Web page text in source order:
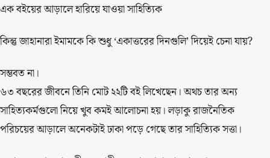
এক বইয়ের আড়ালে হারিয়ে যাওয়া সাহিত্যিক
কিন্তু জাহানারা ইমামকে কি শুধু ‘একাত্তরের দিনগুলি’ দিয়েই চেনা যায়?
সম্ভবত না।
৬৩ বছরের জীবনে তিনি মোট ২২টি বই লিখেছেন। অথচ তার অন্য
সাহিত্যকর্মগুলো নিয়ে খুব কমই আলোচনা হয়। লড়াকু রাজনৈতিক
পরিচয়ের আড়ালে অনেকটাই ঢাকা পড়ে গেছে তার সাহিত্যিক সত্তা।